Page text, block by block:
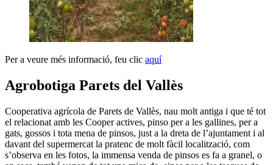
Per a veure més informació, feu clic aquí
Agrobotiga Parets del Vallès
Cooperativa agrícola de Parets de Vallès, nau molt antiga i que té tot
el relacionat amb les Cooper actives, pinso per a les gallines, per a
gats, gossos i tota mena de pinsos, just a la dreta de l’ajuntament i al
davant del supermercat la pratenc de molt fàcil localització, com
s’observa en les fotos, la immensa venda de pinsos es fa a granel, o